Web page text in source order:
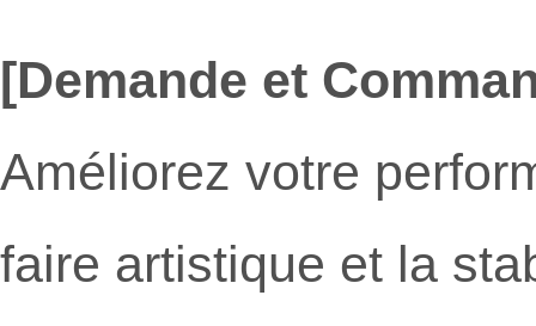
[Demande et
Améliorez votre
faire artistique et la